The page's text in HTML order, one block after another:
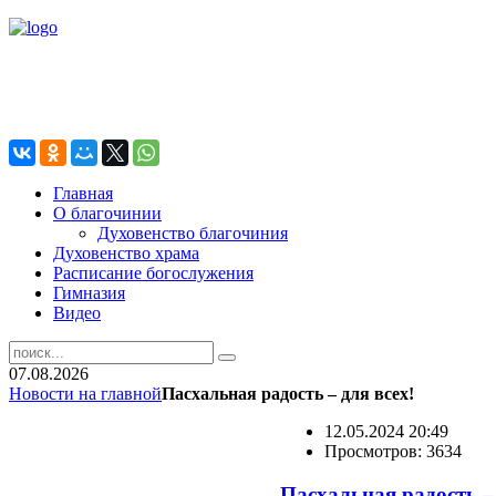
Главная
О благочинии
Духовенство благочиния
Духовенство храма
Расписание богослужения
Гимназия
Видео
07.08.2026
Новости на главнойПасхальная радость – для всех!
12.05.2024 20:49
Просмотров: 3634